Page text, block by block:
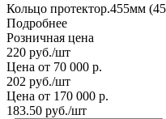
Кольцо протектор.455мм
Подробнее
Розничная цена
220 руб./шт
Цена от 70 000 р.
202 руб./шт
Цена от 170 000 р.
183.50 руб./шт